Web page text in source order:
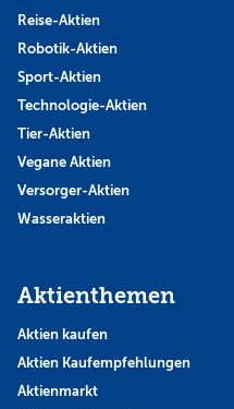
Reise-Aktien
Robotik-Aktien
Sport-Aktien
Technologie-Aktien
Tier-Aktien
Vegane Aktien
Versorger-Aktien
Wasseraktien
Aktienthemen
Aktien kaufen
Aktien Kaufempfehlungen
Aktienmarkt